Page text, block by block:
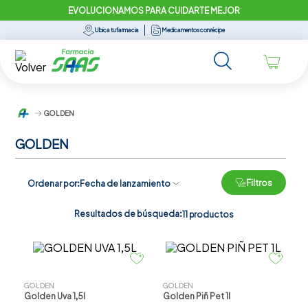
EVOLUCIONAMOS PARA CUIDARTE MEJOR
Ubica tu farmacia Medicamentos con récipe
GOLDEN
GOLDEN
Ordenar por Fecha de lanzamiento Filtros
Resultados de búsqueda:11 productos
GOLDEN
Golden Uva 1,5l
GOLDEN
Golden Piñ Pet 1l